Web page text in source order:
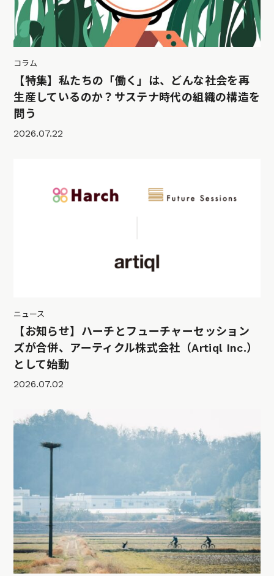
コラム
【特集】私たちの「働く」は、どんな社会を再
生産しているのか？サステナ時代の組織の構造を
問う
2026.07.22
ニュース
【お知らせ】ハーチとフューチャーセッション
ズが合併、アーティクル株式会社（Artiql Inc.）
として始動
2026.07.02